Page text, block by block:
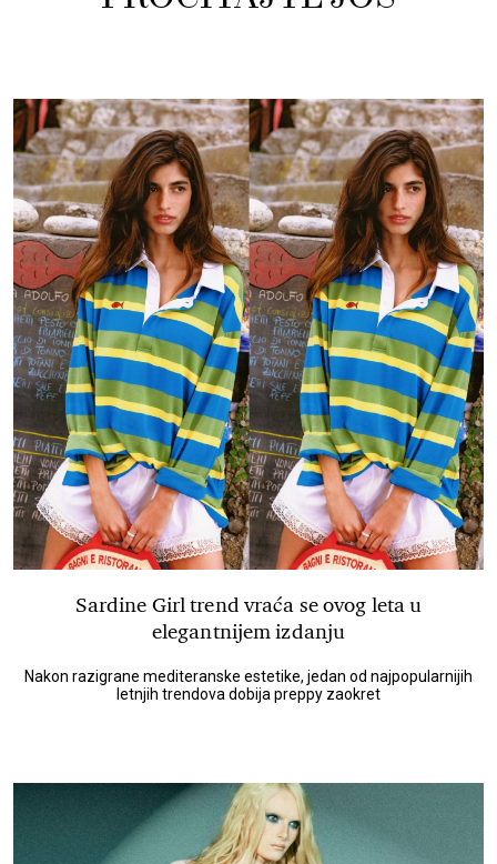
Sardine Girl trend vraća se ovog leta u
elegantnijem izdanju
Nakon razigrane mediteranske estetike, jedan od najpopularnijih
letnjih trendova dobija preppy zaokret